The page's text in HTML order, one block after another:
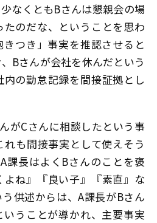
なくともBさんは懇親会の場
のだな、ということを思わ
つき」事実を推認させると
Bさんが会社を休んだという
の勤怠記録を間接証拠とし
がCさんに相談したという事
も間接事実として使えそう
課長はよくBさんのことを褒
ね』『良い子』『素直』な
供述からは、A課長がBさん
うことが導かれ、主要事実